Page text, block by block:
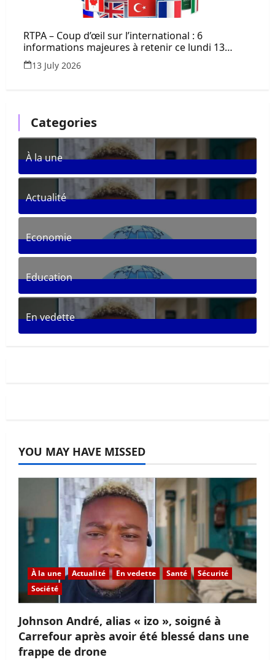
RTPA – Coup d’œil sur l’international : 6
informations majeures à retenir ce lundi 13
juillet 2026
13 July 2026
Categories
À la une
361Posts
Actualité
287Posts
Economie
30Posts
Education
33Posts
En vedette
YOU MAY HAVE MISSED
À la une Actualité En vedette Santé
Sécurité
Société
Johnson André, alias « izo », soigné à
Carrefour après avoir été blessé dans une
frappe de drone